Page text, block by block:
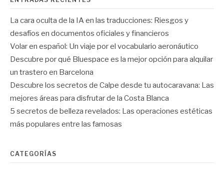
La cara oculta de la IA en las traducciones: Riesgos y
desafíos en documentos oficiales y financieros
Volar en español: Un viaje por el vocabulario aeronáutico
Descubre por qué Bluespace es la mejor opción para alquilar
un trastero en Barcelona
Descubre los secretos de Calpe desde tu autocaravana: Las
mejores áreas para disfrutar de la Costa Blanca
5 secretos de belleza revelados: Las operaciones estéticas
más populares entre las famosas
CATEGORÍAS